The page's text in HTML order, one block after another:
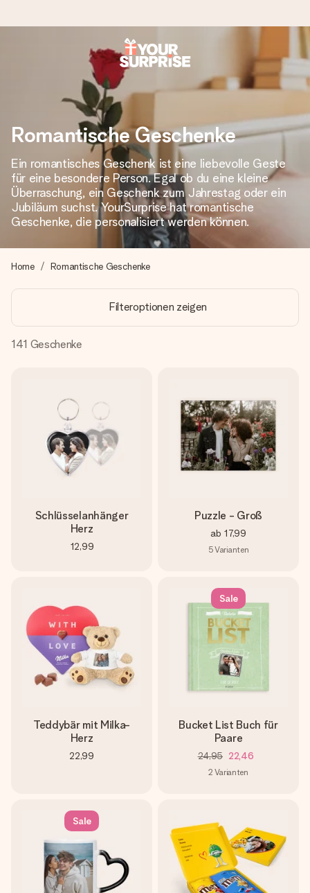
Heute bestellt, in 1 Werktag verschickt
Wir bereiten dein Geschenk sorgfältig vor und schicken es
blitzschnell – damit du es genau zum richtigen Zeitpunkt
überreichen kannst, wenn es am meisten zählt.
4,8 (basierend auf +15.000 Bewertungen)
Unsere Geschenke begeistern. Kunden bewerten uns mit
4,8 bei Google Reviews (Gesamtergebnis aller Länder, in
die wir versenden).
+49 39292 929695
Montag - Freitag : 8:30 - 17:00 Uhr
Samstag - Sonntag : 8:30 - 13:00 Uhr
Romantische Geschenke
Ein romantisches Geschenk ist eine liebevolle Geste
für eine besondere Person. Egal ob du eine kleine
Überraschung, ein Geschenk zum Jahrestag oder ein
Jubiläum suchst. YourSurprise hat romantische
Geschenke, die personalisiert werden können.
Home Romantische Geschenke
Filteroptionen zeigen
141 Geschenke
Schlüsselanhänger
Herz
12,99
Puzzle - Groß
ab 17,99
5Varianten
Teddybär mit Milka-
Herz
22,99
Sale
Bucket List Buch für
Paare
24,95 22,46
2 Varianten
Sale